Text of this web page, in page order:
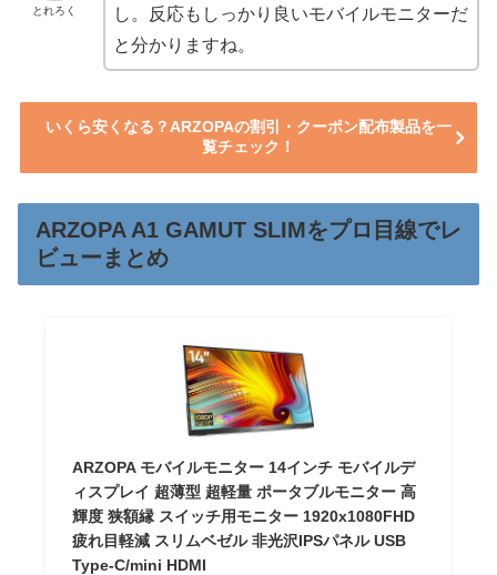
とれろく
し。反応もしっかり良いモバイルモニターだ
と分かりますね。
いくら安くなる？ARZOPAの割引・クーポン配布製品を一
覧チェック！
ARZOPA A1 GAMUT SLIMをプロ目線でレ
ビューまとめ
ARZOPA モバイルモニター 14インチ モバイルデ
ィスプレイ 超薄型 超軽量 ポータブルモニター 高
輝度 狭額縁 スイッチ用モニター 1920x1080FHD
疲れ目軽減 スリムベゼル 非光沢IPSパネル USB
Type-C/mini HDMI